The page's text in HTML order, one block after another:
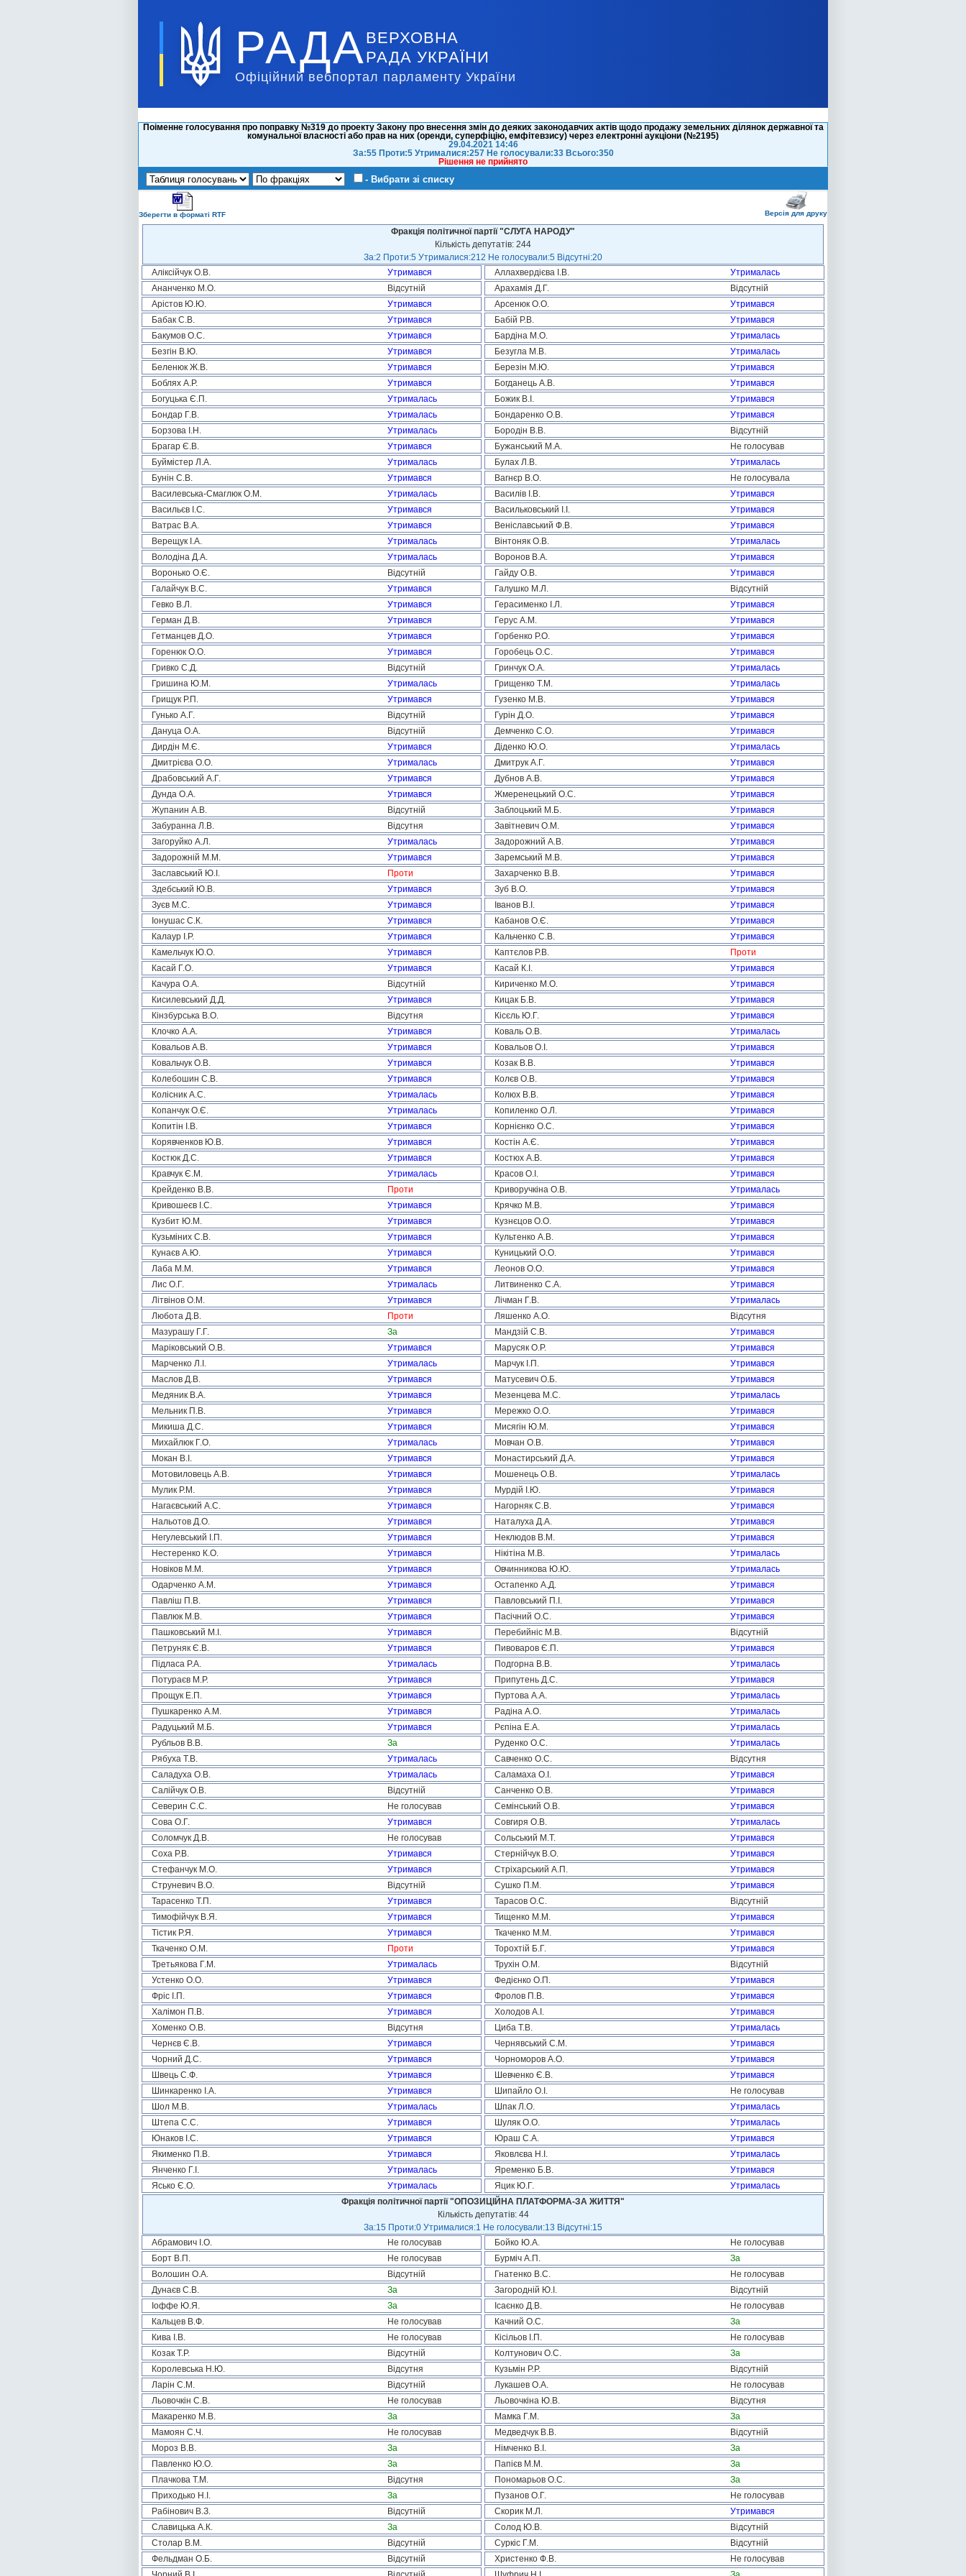
РАДА ВЕРХОВНА
РАДА УКРАЇНИ
Офіційний вебпортал парламенту України
Поіменне голосування про поправку №319 до проекту Закону про внесення змін до деяких законодавчих актів щодо продажу земельних ділянок державної та
комунальної власності або прав на них (оренди, суперфіцію, емфітевзису) через електронні аукціони (№2195)
29.04.2021 14:46
За:55 Проти:5 Утрималися:257 Не голосували:33 Всього:350
Рішення не прийнято
- Вибрати зі списку
Зберегти в форматі RTF Версія для друку
Фракція політичної партії "СЛУГА НАРОДУ"
Кількість депутатів: 244
За:2 Проти:5 Утрималися:212 Не голосували:5 Відсутні:20
Аліксійчук О.В.
Утримався Аллахвердієва І.В.
Утрималась
Ананченко М.О.
Відсутній Арахамія Д.Г.
Відсутній
Арістов Ю.Ю.
Утримався Арсенюк О.О.
Утримався
Бабак С.В.
Утримався Бабій Р.В.
Утримався
Бакумов О.С.
Утримався Бардіна М.О.
Утрималась
Безгін В.Ю.
Утримався Безугла М.В.
Утрималась
Беленюк Ж.В.
Утримався Березін М.Ю.
Утримався
Боблях А.Р.
Утримався Богданець А.В.
Утримався
Богуцька Є.П.
Утрималась Божик В.І.
Утримався
Бондар Г.В.
Утрималась Бондаренко О.В.
Утримався
Борзова І.Н.
Утрималась Бородін В.В.
Відсутній
Брагар Є.В.
Утримався Бужанський М.А.
Не голосував
Буймістер Л.А.
Утрималась Булах Л.В.
Утрималась
Бунін С.В.
Утримався Вагнєр В.О.
Не голосувала
Василевська-Смаглюк О.М.
Утрималась Василів І.В.
Утримався
Васильєв І.С.
Утримався Васильковський І.І.
Утримався
Ватрас В.А.
Утримався Веніславський Ф.В.
Утримався
Верещук І.А.
Утрималась Вінтоняк О.В.
Утрималась
Володіна Д.А.
Утрималась Воронов В.А.
Утримався
Воронько О.Є.
Відсутній Гайду О.В.
Утримався
Галайчук В.С.
Утримався Галушко М.Л.
Відсутній
Гевко В.Л.
Утримався Герасименко І.Л.
Утримався
Герман Д.В.
Утримався Герус А.М.
Утримався
Гетманцев Д.О.
Утримався Горбенко Р.О.
Утримався
Горенюк О.О.
Утримався Горобець О.С.
Утримався
Гривко С.Д.
Відсутній Гринчук О.А.
Утрималась
Гришина Ю.М.
Утрималась Грищенко Т.М.
Утрималась
Грищук Р.П.
Утримався Гузенко М.В.
Утримався
Гунько А.Г.
Відсутній Гурін Д.О.
Утримався
Дануца О.А.
Відсутній Демченко С.О.
Утримався
Дирдін М.Є.
Утримався Діденко Ю.О.
Утрималась
Дмитрієва О.О.
Утрималась Дмитрук А.Г.
Утримався
Драбовський А.Г.
Утримався Дубнов А.В.
Утримався
Дунда О.А.
Утримався Жмеренецький О.С.
Утримався
Жупанин А.В.
Відсутній Заблоцький М.Б.
Утримався
Забуранна Л.В.
Відсутня Завітневич О.М.
Утримався
Загоруйко А.Л.
Утрималась Задорожний А.В.
Утримався
Задорожній М.М.
Утримався Заремський М.В.
Утримався
Заславський Ю.І.
Проти Захарченко В.В.
Утримався
Здебський Ю.В.
Утримався Зуб В.О.
Утримався
Зуєв М.С.
Утримався Іванов В.І.
Утримався
Іонушас С.К.
Утримався Кабанов О.Є.
Утримався
Калаур І.Р.
Утримався Кальченко С.В.
Утримався
Камельчук Ю.О.
Утримався Каптєлов Р.В.
Проти
Касай Г.О.
Утримався Касай К.І.
Утримався
Качура О.А.
Відсутній Кириченко М.О.
Утримався
Кисилевський Д.Д.
Утримався Кицак Б.В.
Утримався
Кінзбурська В.О.
Відсутня Кісєль Ю.Г.
Утримався
Клочко А.А.
Утримався Коваль О.В.
Утрималась
Ковальов А.В.
Утримався Ковальов О.І.
Утримався
Ковальчук О.В.
Утримався Козак В.В.
Утримався
Колебошин С.В.
Утримався Колєв О.В.
Утримався
Колісник А.С.
Утрималась Колюх В.В.
Утримався
Копанчук О.Є.
Утрималась Копиленко О.Л.
Утримався
Копитін І.В.
Утримався Корнієнко О.С.
Утримався
Корявченков Ю.В.
Утримався Костін А.Є.
Утримався
Костюк Д.С.
Утримався Костюх А.В.
Утримався
Кравчук Є.М.
Утрималась Красов О.І.
Утримався
Крейденко В.В.
Проти Криворучкіна О.В.
Утрималась
Кривошеєв І.С.
Утримався Крячко М.В.
Утримався
Кузбит Ю.М.
Утримався Кузнєцов О.О.
Утримався
Кузьміних С.В.
Утримався Культенко А.В.
Утримався
Кунаєв А.Ю.
Утримався Куницький О.О.
Утримався
Лаба М.М.
Утримався Леонов О.О.
Утримався
Лис О.Г.
Утрималась Литвиненко С.А.
Утримався
Літвінов О.М.
Утримався Лічман Г.В.
Утрималась
Любота Д.В.
Проти Ляшенко А.О.
Відсутня
Мазурашу Г.Г.
За Мандзій С.В.
Утримався
Маріковський О.В.
Утримався Марусяк О.Р.
Утримався
Марченко Л.І.
Утрималась Марчук І.П.
Утримався
Маслов Д.В.
Утримався Матусевич О.Б.
Утримався
Медяник В.А.
Утримався Мезенцева М.С.
Утрималась
Мельник П.В.
Утримався Мережко О.О.
Утримався
Микиша Д.С.
Утримався Мисягін Ю.М.
Утримався
Михайлюк Г.О.
Утрималась Мовчан О.В.
Утримався
Мокан В.І.
Утримався Монастирський Д.А.
Утримався
Мотовиловець А.В.
Утримався Мошенець О.В.
Утрималась
Мулик Р.М.
Утримався Мурдій І.Ю.
Утримався
Нагаєвський А.С.
Утримався Нагорняк С.В.
Утримався
Нальотов Д.О.
Утримався Наталуха Д.А.
Утримався
Негулевський І.П.
Утримався Неклюдов В.М.
Утримався
Нестеренко К.О.
Утримався Нікітіна М.В.
Утрималась
Новіков М.М.
Утримався Овчинникова Ю.Ю.
Утрималась
Одарченко А.М.
Утримався Остапенко А.Д.
Утримався
Павліш П.В.
Утримався Павловський П.І.
Утримався
Павлюк М.В.
Утримався Пасічний О.С.
Утримався
Пашковський М.І.
Утримався Перебийніс М.В.
Відсутній
Петруняк Є.В.
Утримався Пивоваров Є.П.
Утримався
Підласа Р.А.
Утрималась Подгорна В.В.
Утрималась
Потураєв М.Р.
Утримався Припутень Д.С.
Утримався
Прощук Е.П.
Утримався Пуртова А.А.
Утрималась
Пушкаренко А.М.
Утримався Радіна А.О.
Утрималась
Радуцький М.Б.
Утримався Рєпіна Е.А.
Утрималась
Рубльов В.В.
За Руденко О.С.
Утрималась
Рябуха Т.В.
Утрималась Савченко О.С.
Відсутня
Саладуха О.В.
Утрималась Саламаха О.І.
Утримався
Салійчук О.В.
Відсутній Санченко О.В.
Утримався
Северин С.С.
Не голосував Семінський О.В.
Утримався
Сова О.Г.
Утримався Совгиря О.В.
Утрималась
Соломчук Д.В.
Не голосував Сольський М.Т.
Утримався
Соха Р.В.
Утримався Стернійчук В.О.
Утримався
Стефанчук М.О.
Утримався Стріхарський А.П.
Утримався
Струневич В.О.
Відсутній Сушко П.М.
Утримався
Тарасенко Т.П.
Утримався Тарасов О.С.
Відсутній
Тимофійчук В.Я.
Утримався Тищенко М.М.
Утримався
Тістик Р.Я.
Утримався Ткаченко М.М.
Утримався
Ткаченко О.М.
Проти Торохтій Б.Г.
Утримався
Третьякова Г.М.
Утрималась Трухін О.М.
Відсутній
Устенко О.О.
Утримався Федієнко О.П.
Утримався
Фріс І.П.
Утримався Фролов П.В.
Утримався
Халімон П.В.
Утримався Холодов А.І.
Утримався
Хоменко О.В.
Відсутня Циба Т.В.
Утрималась
Чернєв Є.В.
Утримався Чернявський С.М.
Утримався
Чорний Д.С.
Утримався Чорноморов А.О.
Утримався
Швець С.Ф.
Утримався Шевченко Є.В.
Утримався
Шинкаренко І.А.
Утримався Шипайло О.І.
Не голосував
Шол М.В.
Утрималась Шпак Л.О.
Утрималась
Штепа С.С.
Утримався Шуляк О.О.
Утрималась
Юнаков І.С.
Утримався Юраш С.А.
Утримався
Якименко П.В.
Утримався Яковлєва Н.І.
Утрималась
Янченко Г.І.
Утрималась Яременко Б.В.
Утримався
Ясько Є.О.
Утрималась Яцик Ю.Г.
Утрималась
Фракція політичної партії "ОПОЗИЦІЙНА ПЛАТФОРМА-ЗА ЖИТТЯ"
Кількість депутатів: 44
За:15 Проти:0 Утрималися:1 Не голосували:13 Відсутні:15
Абрамович І.О.
Не голосував Бойко Ю.А.
Не голосував
Борт В.П.
Не голосував Бурміч А.П.
За
Волошин О.А.
Відсутній Гнатенко В.С.
Не голосував
Дунаєв С.В.
За Загородній Ю.І.
Відсутній
Іоффе Ю.Я.
За Ісаєнко Д.В.
Не голосував
Кальцев В.Ф.
Не голосував Качний О.С.
За
Кива І.В.
Не голосував Кісільов І.П.
Не голосував
Козак Т.Р.
Відсутній Колтунович О.С.
За
Королевська Н.Ю.
Відсутня Кузьмін Р.Р.
Відсутній
Ларін С.М.
Відсутній Лукашев О.А.
Не голосував
Льовочкін С.В.
Не голосував Льовочкіна Ю.В.
Відсутня
Макаренко М.В.
За Мамка Г.М.
За
Мамоян С.Ч.
Не голосував Медведчук В.В.
Відсутній
Мороз В.В.
За Німченко В.І.
За
Павленко Ю.О.
За Папієв М.М.
За
Плачкова Т.М.
Відсутня Пономарьов О.С.
За
Приходько Н.І.
За Пузанов О.Г.
Не голосував
Рабінович В.З.
Відсутній Скорик М.Л.
Утримався
Славицька А.К.
За Солод Ю.В.
Відсутній
Столар В.М.
Відсутній Суркіс Г.М.
Відсутній
Фельдман О.Б.
Відсутній Христенко Ф.В.
Не голосував